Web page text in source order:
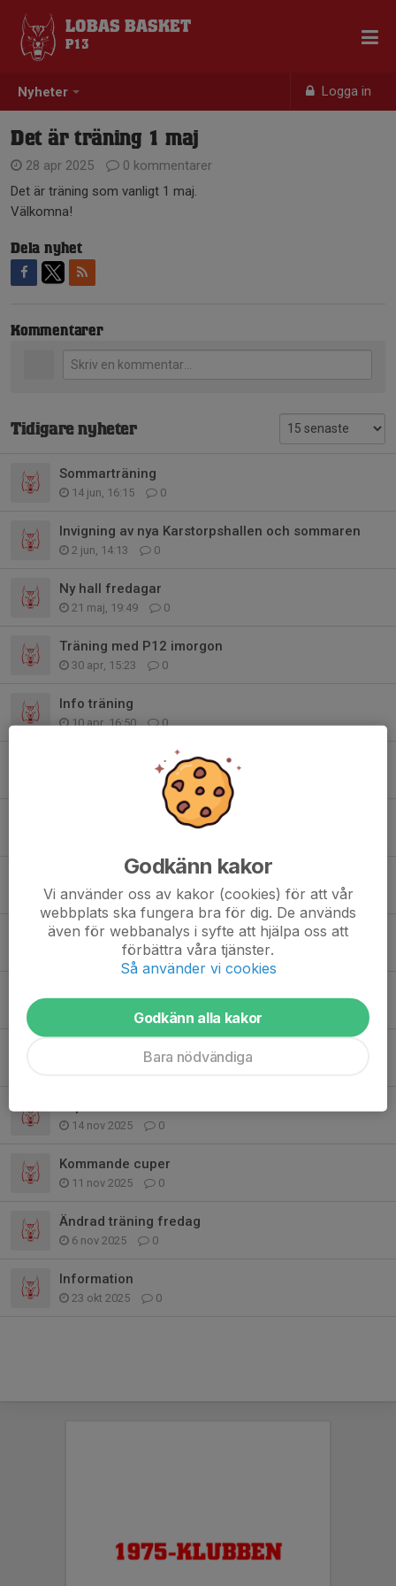
Nyheter Logga in
LOBAS BASKET
P13
Det är träning 1 maj
28 apr 2025
0 kommentarer
Det är träning som vanligt 1 maj.
Välkomna!
Dela nyhet
Kommentarer
Tidigare nyheter
Sommarträning
14 jun, 16:15 0
Invigning av nya Karstorpshallen och sommaren
2 jun, 14:13 0
Ny hall fredagar
21 maj, 19:49 0
Träning med P12 imorgon
30 apr, 15:23 0
Info träning
10 apr, 16:50 0
Träning på påsklovet
0
Föräldramöte 5/3
Ingen ordinarie träning under lovet
11 feb, 10:19 0
Information om vår försäkring
19 jan, 12:00 0
0
Vill du ha ditt namn på linnet?
14 nov 2025 0
Kommande cuper
11 nov 2025 0
Ändrad träning fredag
6 nov 2025 0
Information
23 okt 2025 0
Godkänn kakor
Vi använder oss av kakor (cookies) för att vår
webbplats ska fungera bra för dig. De används
även för webbanalys i syfte att hjälpa oss att
förbättra våra tjänster.
Så använder vi cookies
Godkänn alla kakor
Bara nödvändiga